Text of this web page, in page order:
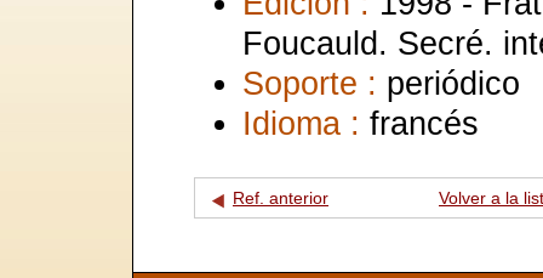
Foucauld. Secré.
Soporte : periódico
Idioma : francés
Ref. anterior Volver a la